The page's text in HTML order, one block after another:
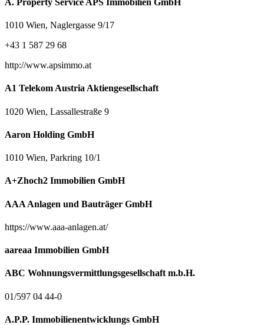
1010 Wien, Naglergasse 9/17
+43 1 587 29 68
http://www.apsimmo.at
A1 Telekom Austria Aktiengesellschaft
1020 Wien, Lassallestraße 9
Aaron Holding GmbH
1010 Wien, Parkring 10/1
A+Zhoch2 Immobilien GmbH
AAA Anlagen und Bauträger GmbH
https://www.aaa-anlagen.at/
aareaa Immobilien GmbH
ABC Wohnungsvermittlungsgesellschaft m.b.H.
01/597 04 44-0
A.P.P. Immobilienentwicklungs GmbH